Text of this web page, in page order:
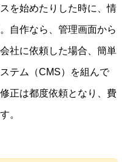
を始めたりした時に、情
自作なら、管理画面から
社に依頼した場合、簡単
テム（CMS）を組んで
正は都度依頼となり、費
。